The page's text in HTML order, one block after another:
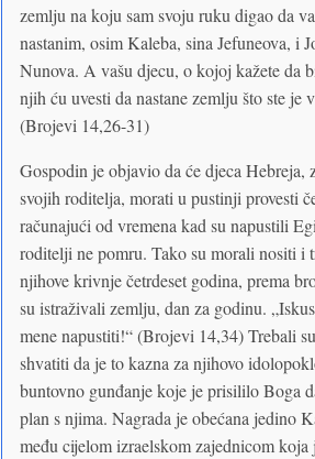
zemlju na koju sam svoju ruku digao da
nastanim, osim Kaleba, sina Jefuneova, i
Nunova. A vašu djecu, o kojoj kažete da
njih ću uvesti da nastane zemlju što ste je
(Brojevi 14,26-31)
Gospodin je objavio da će djeca Hebreja,
svojih roditelja, morati u pustinji provesti
računajući od vremena kad su napustili
roditelji ne pomru. Tako su morali nositi i
njihove krivnje četrdeset godina, prema
su istraživali zemlju, dan za godinu.
mene napustiti!“ (Brojevi 14,34) Trebali
shvatiti da je to kazna za njihovo
buntovno gunđanje koje je prisililo Boga
plan s njima. Nagrada je obećana jedino
među cijelom izraelskom zajednicom koja